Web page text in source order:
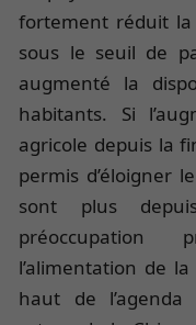
fortement réduit
sous le seuil de
augmenté la
habitants. Si
agricole depuis la
permis d’éloigner
sont plus
préoccupation
l’alimentation de
haut de